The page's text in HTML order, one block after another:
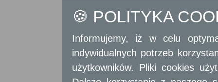
Podatki i opłaty lokalne
Polityka społeczna
Sport i Rekreacja
Sprawy komunalne
Sprawy komunikacyjne
🍪 POLITYKA
Informujemy, iż w celu
indywidualnych potrzeb
użytkowników. Pliki cookies